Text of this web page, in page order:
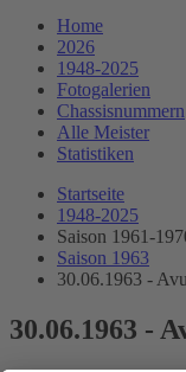
Home
2026
1948-2025
Fotogalerien
Chassisnummern
Alle Meister
Statistiken
Startseite
1948-2025
Saison 1961-
Saison 1963
30.06.1963 -
30.06.1963 -